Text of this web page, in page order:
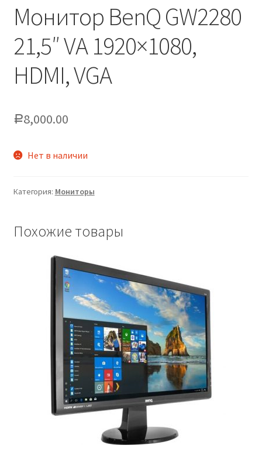
Монитор BenQ GW2280
21,5″ VA 1920×1080,
HDMI, VGA
Р8,000.00
Нет в наличии
Категория: Мониторы
Похожие товары